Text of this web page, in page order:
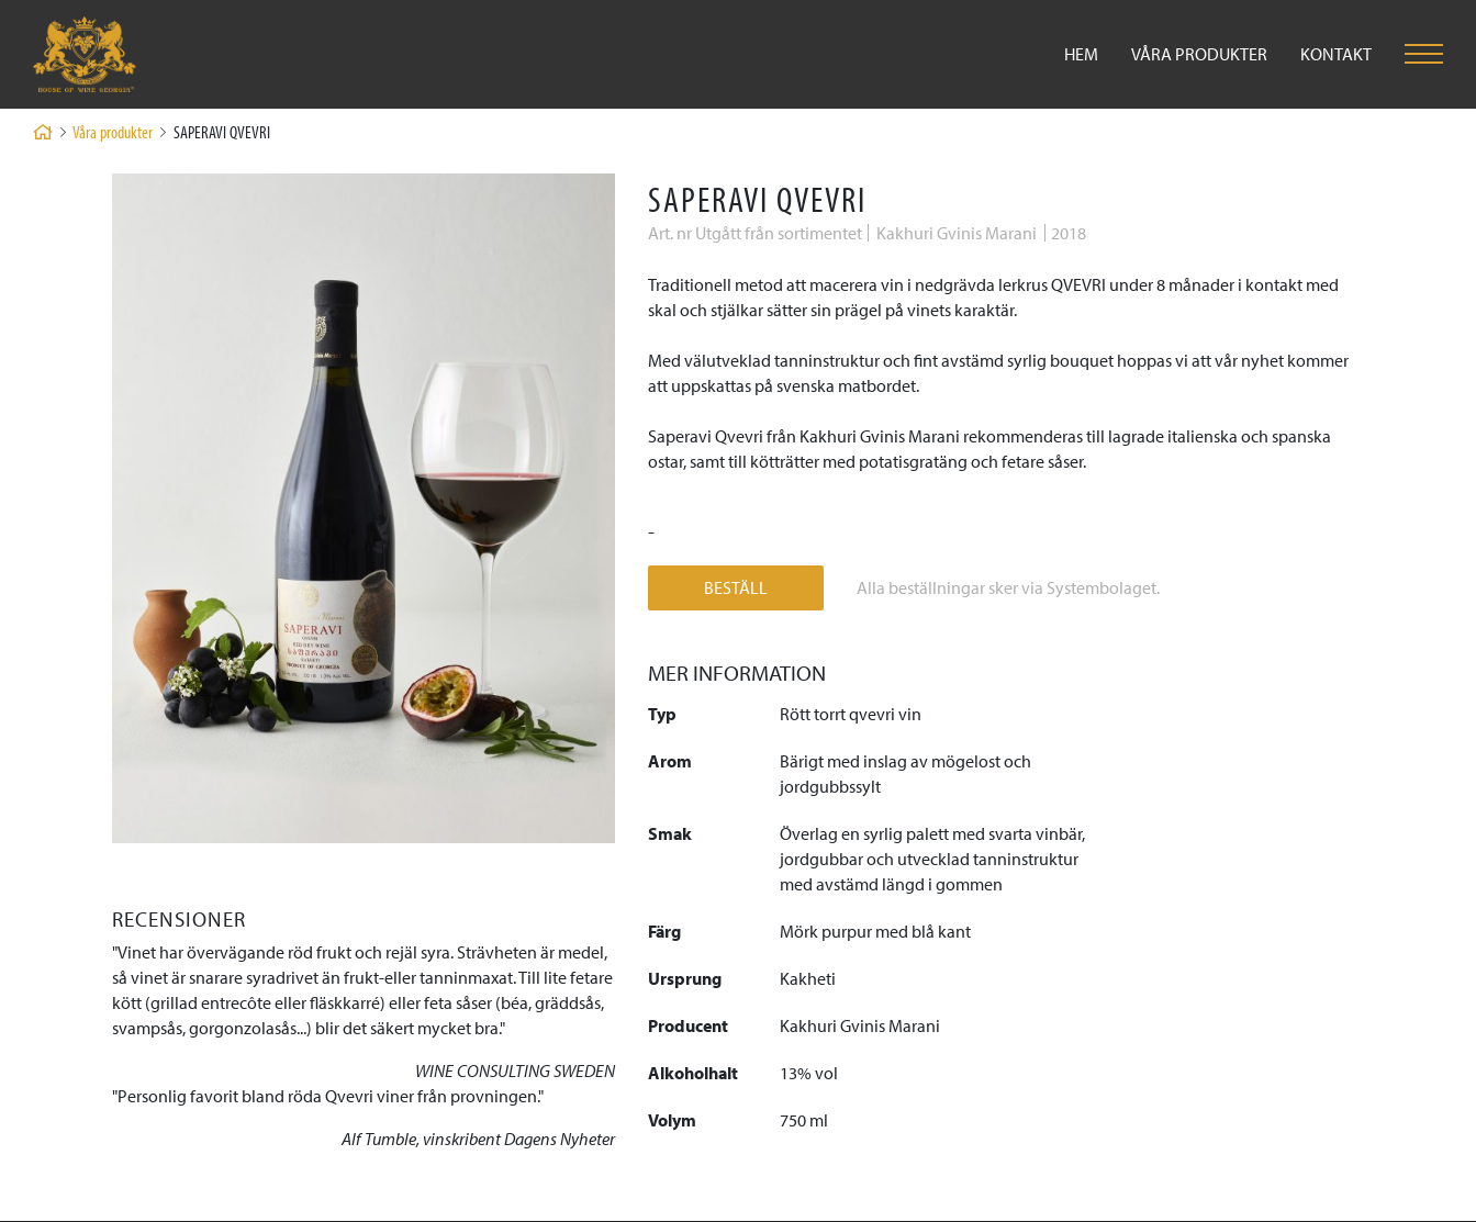
HEM VÅRA PRODUKTER KONTAKT
Våra produkter SAPERAVI QVEVRI
RECENSIONER
Vinet har övervägande röd frukt och rejäl syra. Strävheten är medel,
så vinet är snarare syradrivet än frukt-eller tanninmaxat. Till lite fetare
kött (grillad entrecôte eller fläskkarré) eller feta såser (béa, gräddsås,
svampsås, gorgonzolasås...) blir det säkert mycket bra.
WINE CONSULTING SWEDEN
Personlig favorit bland röda Qvevri viner från provningen.
Alf Tumble, vinskribent Dagens Nyheter
SAPERAVI QVEVRI
Art. nr Utgått från sortimentet Kakhuri Gvinis Marani 2018
Traditionell metod att macerera vin i nedgrävda lerkrus QVEVRI under 8 månader i kontakt med
skal och stjälkar sätter sin prägel på vinets karaktär.
Med välutveklad tanninstruktur och fint avstämd syrlig bouquet hoppas vi att vår nyhet kommer
att uppskattas på svenska matbordet.
Saperavi Qvevri från Kakhuri Gvinis Marani rekommenderas till lagrade italienska och spanska
ostar, samt till kötträtter med potatisgratäng och fetare såser.
-
BESTÄLL Alla beställningar sker via Systembolaget.
MER INFORMATION
Typ Rött torrt qvevri vin
Arom
Bärigt med inslag av mögelost och
jordgubbssylt
Smak
Överlag en syrlig palett med svarta vinbär,
jordgubbar och utvecklad tanninstruktur
med avstämd längd i gommen
Färg Mörk purpur med blå kant
Ursprung Kakheti
Producent Kakhuri Gvinis Marani
Alkoholhalt 13% vol
Volym 750 ml